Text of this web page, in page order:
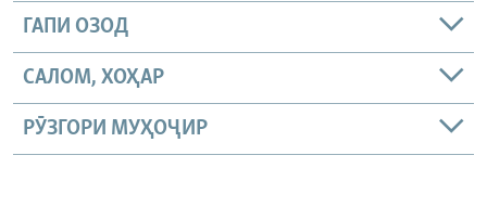
ГАПИ ОЗОД
САЛОМ, ХОҲАР
РӮЗГОРИ МУҲОҶИР